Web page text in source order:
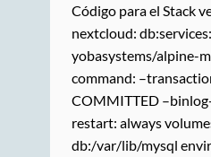
Código para el Stack
nextcloud:
yobasystems/alpine-
command:
COMMITTED
restart: always
db:/var/lib/mysql